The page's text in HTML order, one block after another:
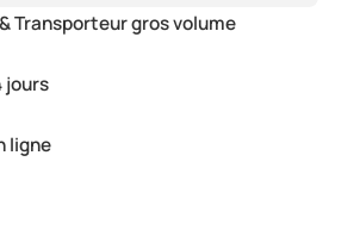
Transporteur gros volume
jours
ligne